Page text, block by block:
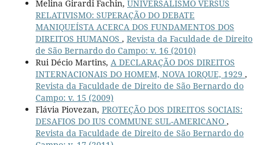
Melina Girardi Fachin, UNIVERSALISMO VERSUS
RELATIVISMO: SUPERAÇÃO DO DEBATE
MANIQUEÍSTA ACERCA DOS FUNDAMENTOS DOS
DIREITOS HUMANOS , Revista da Faculdade de Direito
de São Bernardo do Campo: v. 16 (2010)
Rui Décio Martins, A DECLARAÇÃO DOS DIREITOS
INTERNACIONAIS DO HOMEM, NOVA IORQUE, 1929 ,
Revista da Faculdade de Direito de São Bernardo do
Campo: v. 15 (2009)
Flávia Piovezan, PROTEÇÃO DOS DIREITOS SOCIAIS:
DESAFIOS DO IUS COMMUNE SUL-AMERICANO ,
Revista da Faculdade de Direito de São Bernardo do